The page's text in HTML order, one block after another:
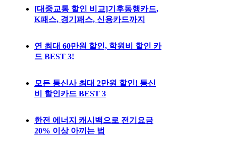
[대중교통 할인 비교]기후동행카드,
K패스, 경기패스, 신용카드까지
연 최대 60만원 할인, 학원비 할인 카
드 BEST 3!
모든 통신사 최대 2만원 할인! 통신
비 할인카드 BEST 3
한전 에너지 캐시백으로 전기요금
20% 이상 아끼는 법